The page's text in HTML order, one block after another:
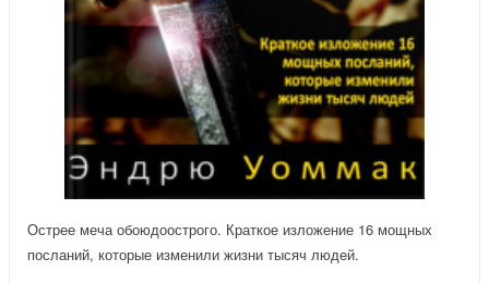
Острее меча обоюдоострого. Краткое изложение 16 мощных
посланий, которые изменили жизни тысяч людей.